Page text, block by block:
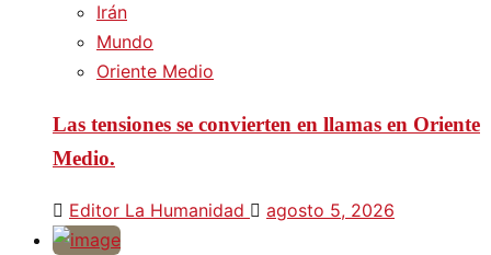
Irán
Mundo
Oriente Medio
Las tensiones se convierten en llamas en Oriente
Medio.
Editor La Humanidad agosto 5, 2026